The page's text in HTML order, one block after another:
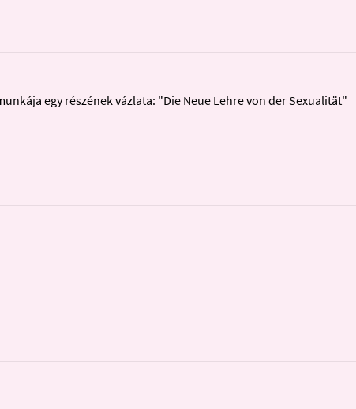
egy részének vázlata: "Die Neue Lehre von der Sexualität"